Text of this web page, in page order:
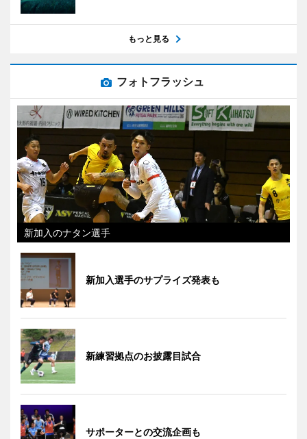
もっと見る
フォトフラッシュ
新加入のナタン選手
新加入選手のサプライズ発表も
新練習拠点のお披露目試合
サポーターとの交流企画も